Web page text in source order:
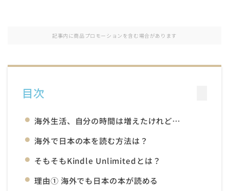
記事内に商品プロモーションを含む場合があります
目次
海外生活、自分の時間は増えたけれど…
海外で日本の本を読む方法は？
そもそもKindle Unlimitedとは？
理由① 海外でも日本の本が読める